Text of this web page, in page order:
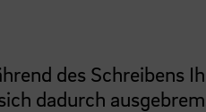
des Schreibens
dadurch